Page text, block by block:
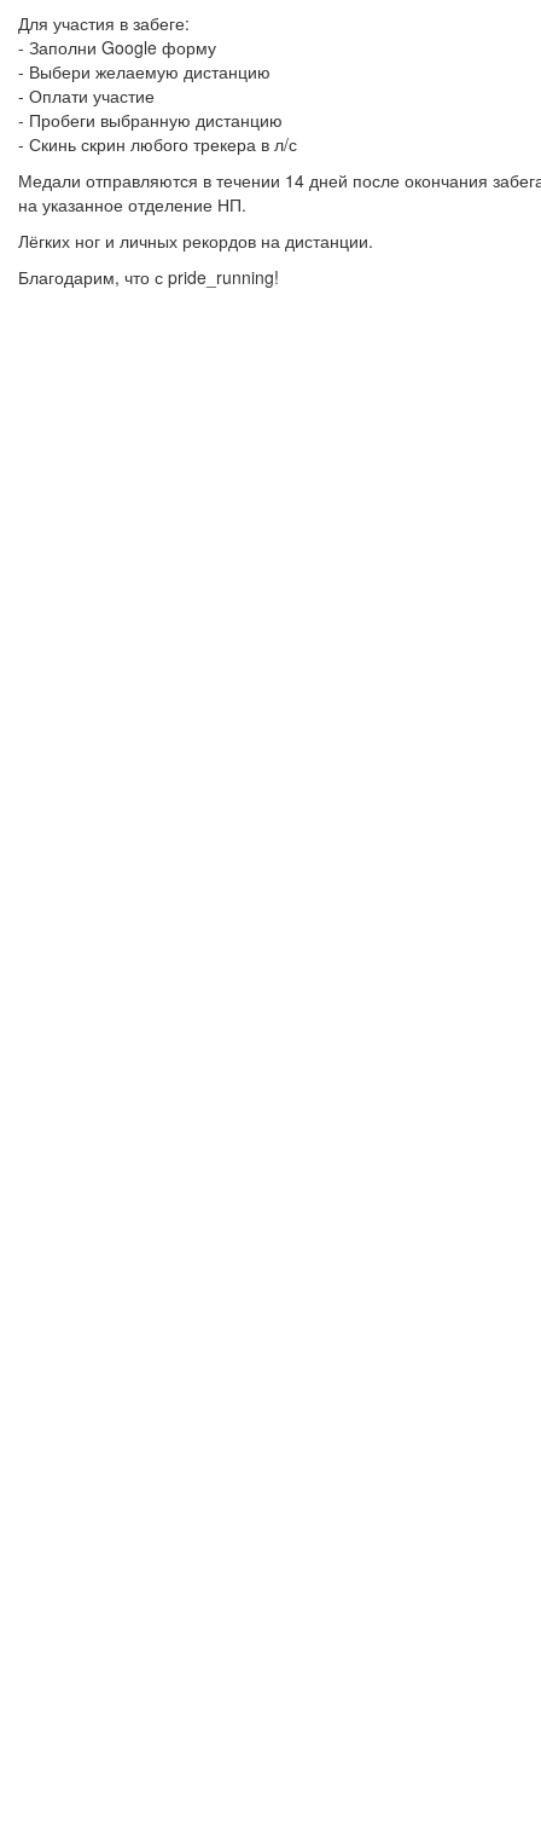
Для участия в забеге:
- Заполни Google форму
- Выбери желаемую дистанцию
- Оплати участие
- Пробеги выбранную дистанцию
- Скинь скрин любого трекера в л/с
Медали отправляются в течении 14 дней после окончания
на указанное отделение НП.
Лёгких ног и личных рекордов на дистанции.
Благодарим, что с pride_running!